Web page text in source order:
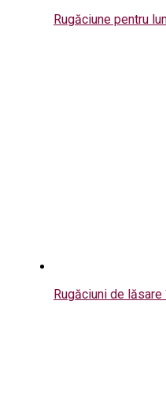
Rugăciune pentru
Rugăciuni de